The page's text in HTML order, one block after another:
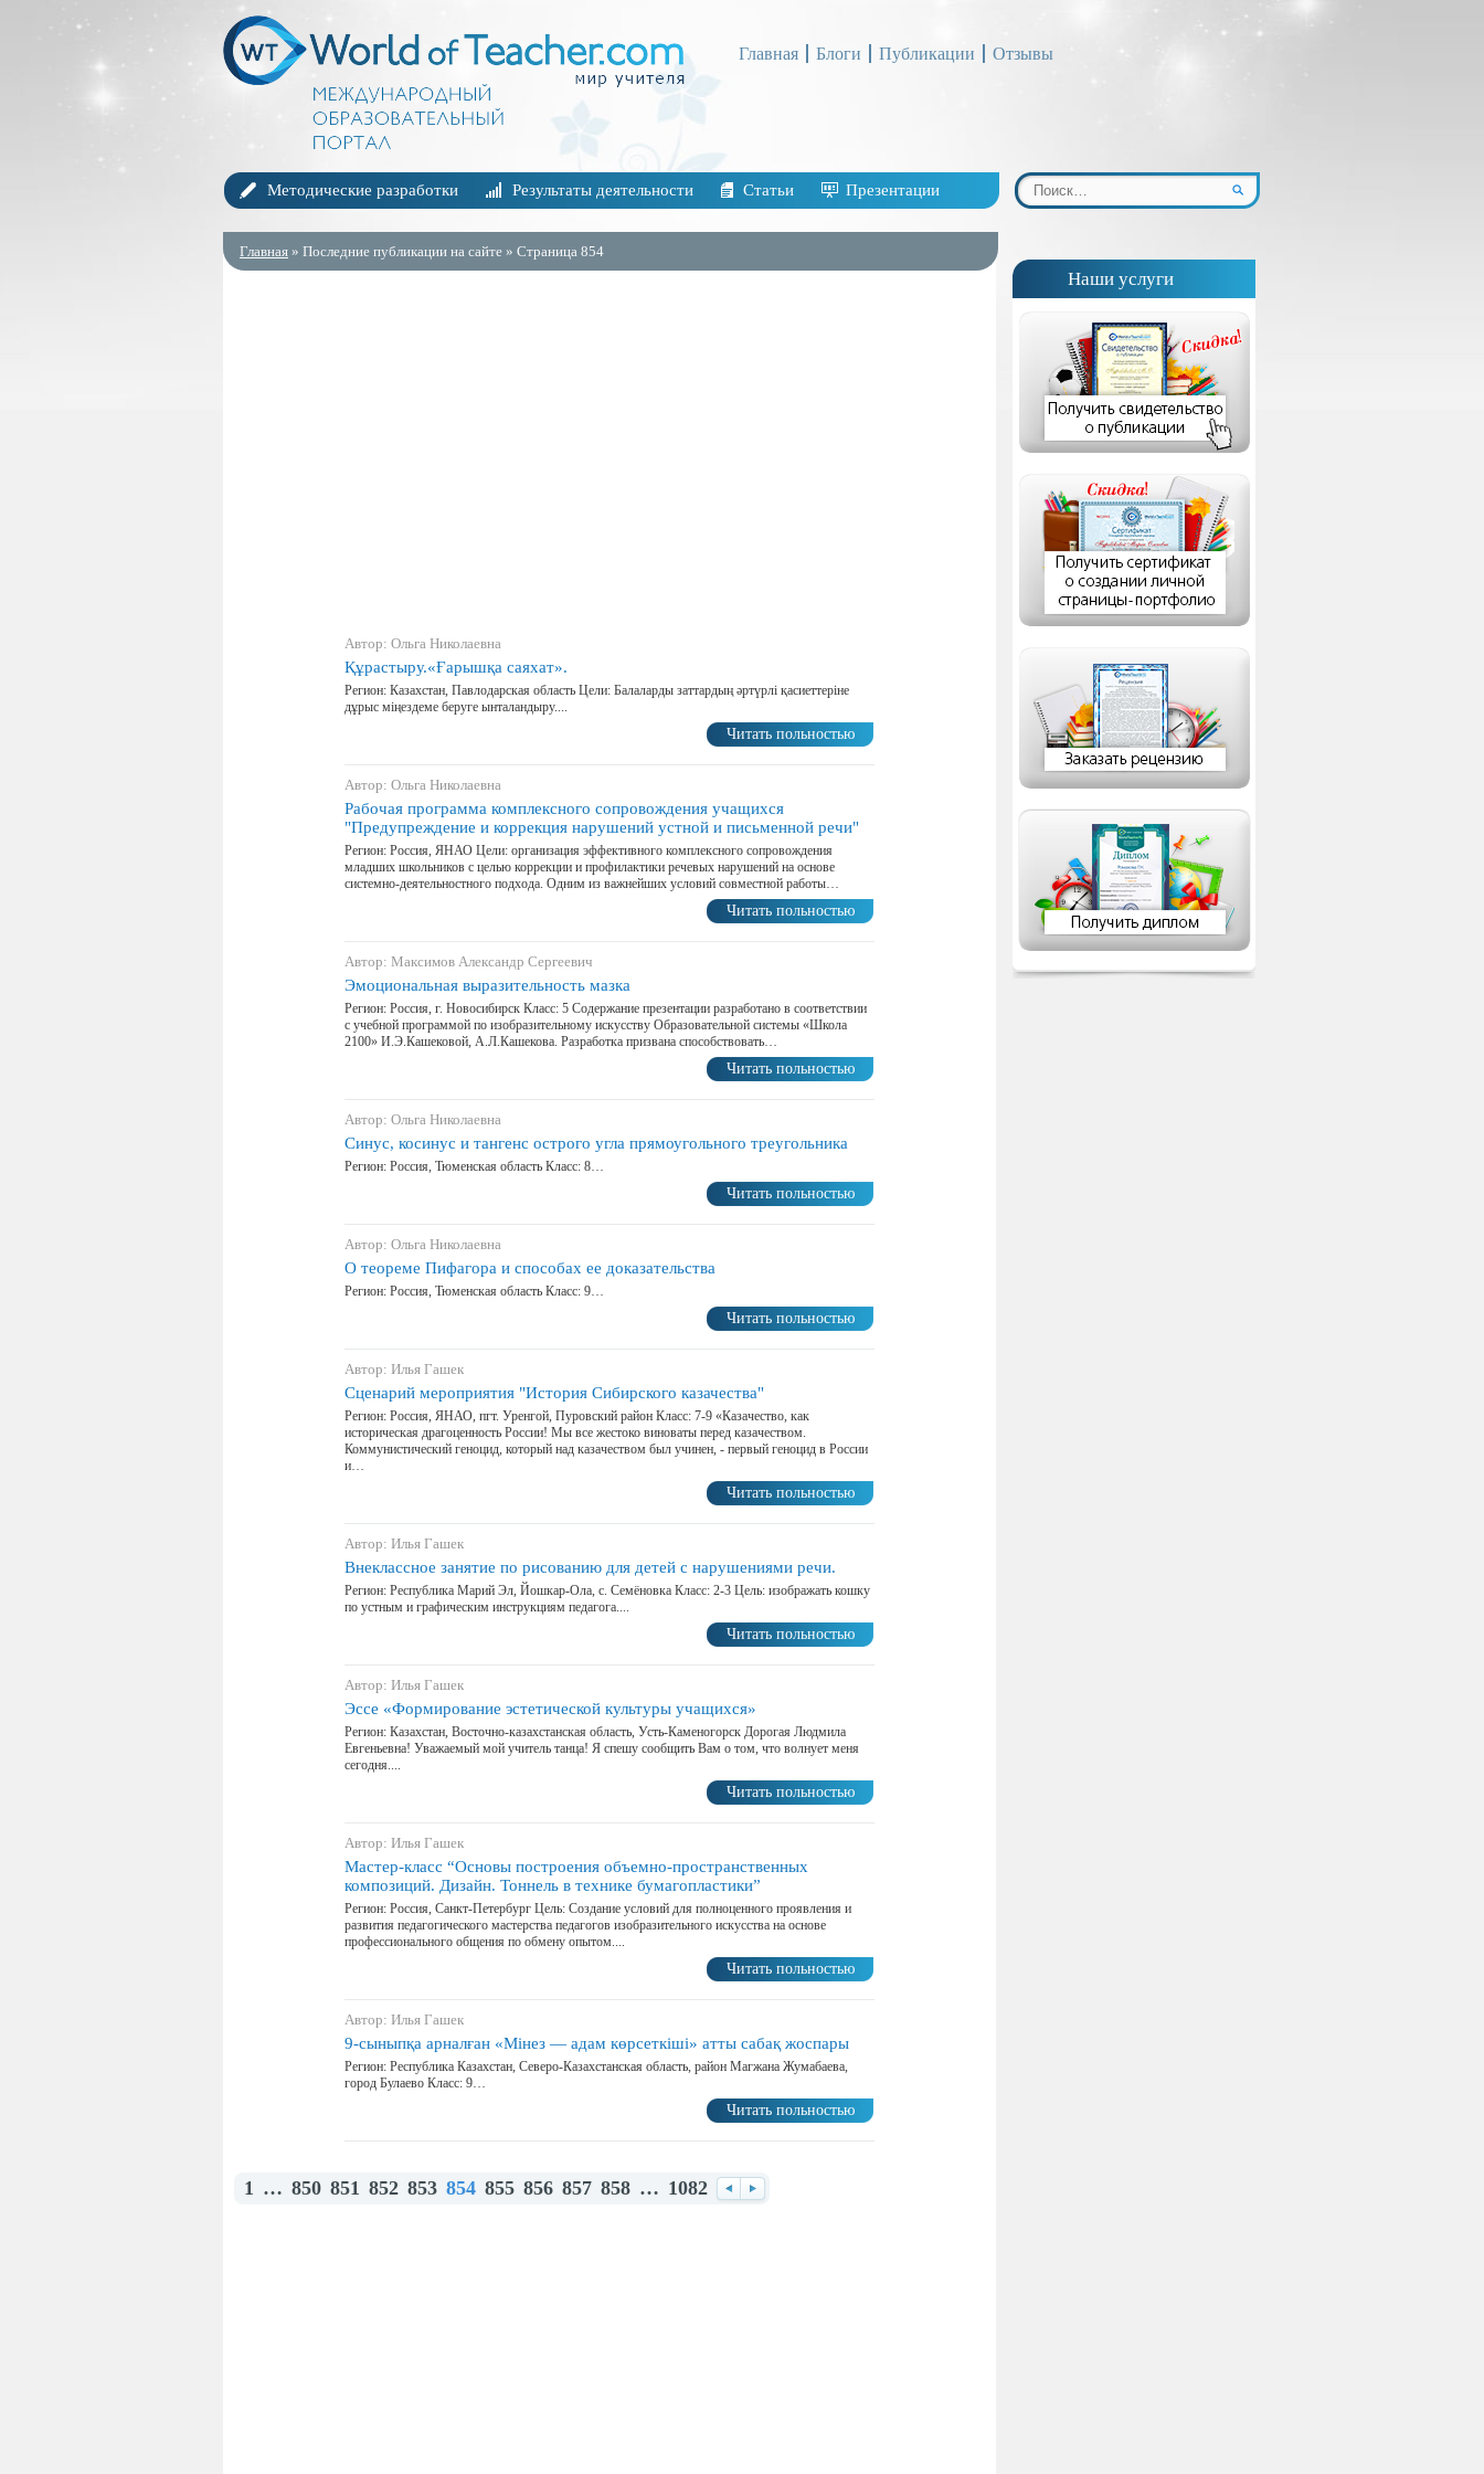
Главная Блоги Публикации Отзывы
Методические разработки Результаты деятельности Статьи Презентации
Главная » Последние публикации на сайте » Страница 854
Автор: Ольга Николаевна
Құрастыру.«Ғарышқа саяхат».
Регион: Казахстан, Павлодарская область Цели: Балаларды заттардың әртүрлі қасиеттеріне
дұрыс міңездеме беруге ынталандыру....
Читать польностью
Автор: Ольга Николаевна
Рабочая программа комплексного сопровождения учащихся
"Предупреждение и коррекция нарушений устной и письменной речи"
Регион: Россия, ЯНАО Цели: организация эффективного комплексного сопровождения
младших школьников с целью коррекции и профилактики речевых нарушений на основе
системно-деятельностного подхода. Одним из важнейших условий совместной работы…
Читать польностью
Автор: Максимов Александр Сергеевич
Эмоциональная выразительность мазка
Регион: Россия, г. Новосибирск Класс: 5 Содержание презентации разработано в соответствии
с учебной программой по изобразительному искусству Образовательной системы «Школа
2100» И.Э.Кашековой, А.Л.Кашекова. Разработка призвана способствовать…
Читать польностью
Автор: Ольга Николаевна
Синус, косинус и тангенс острого угла прямоугольного треугольника
Регион: Россия, Тюменская область Класс: 8…
Читать польностью
Автор: Ольга Николаевна
О теореме Пифагора и способах ее доказательства
Регион: Россия, Тюменская область Класс: 9…
Читать польностью
Автор: Илья Гашек
Сценарий мероприятия "История Сибирского казачества"
Регион: Россия, ЯНАО, пгт. Уренгой, Пуровский район Класс: 7-9 «Казачество, как
историческая драгоценность России! Мы все жестоко виноваты перед казачеством.
Коммунистический геноцид, который над казачеством был учинен, - первый геноцид в России
и…
Читать польностью
Автор: Илья Гашек
Внеклассное занятие по рисованию для детей с нарушениями речи.
Регион: Республика Марий Эл, Йошкар-Ола, с. Семёновка Класс: 2-3 Цель: изображать кошку
по устным и графическим инструкциям педагога....
Читать польностью
Автор: Илья Гашек
Эссе «Формирование эстетической культуры учащихся»
Регион: Казахстан, Восточно-казахстанская область, Усть-Каменогорск Дорогая Людмила
Евгеньевна! Уважаемый мой учитель танца! Я спешу сообщить Вам о том, что волнует меня
сегодня....
Читать польностью
Автор: Илья Гашек
Мастер-класс “Основы построения объемно-пространственных
композиций. Дизайн. Тоннель в технике бумагопластики”
Регион: Россия, Санкт-Петербург Цель: Создание условий для полноценного проявления и
развития педагогического мастерства педагогов изобразительного искусства на основе
профессионального общения по обмену опытом....
Читать польностью
Автор: Илья Гашек
9-сыныпқа арналған «Мінез — адам көрсеткіші» атты сабақ жоспары
Регион: Республика Казахстан, Северо-Казахстанская область, район Магжана Жумабаева,
город Булаево Класс: 9…
Читать польностью
1 … 850 851 852 853 854 855 856 857 858 … 1082
Наши услуги